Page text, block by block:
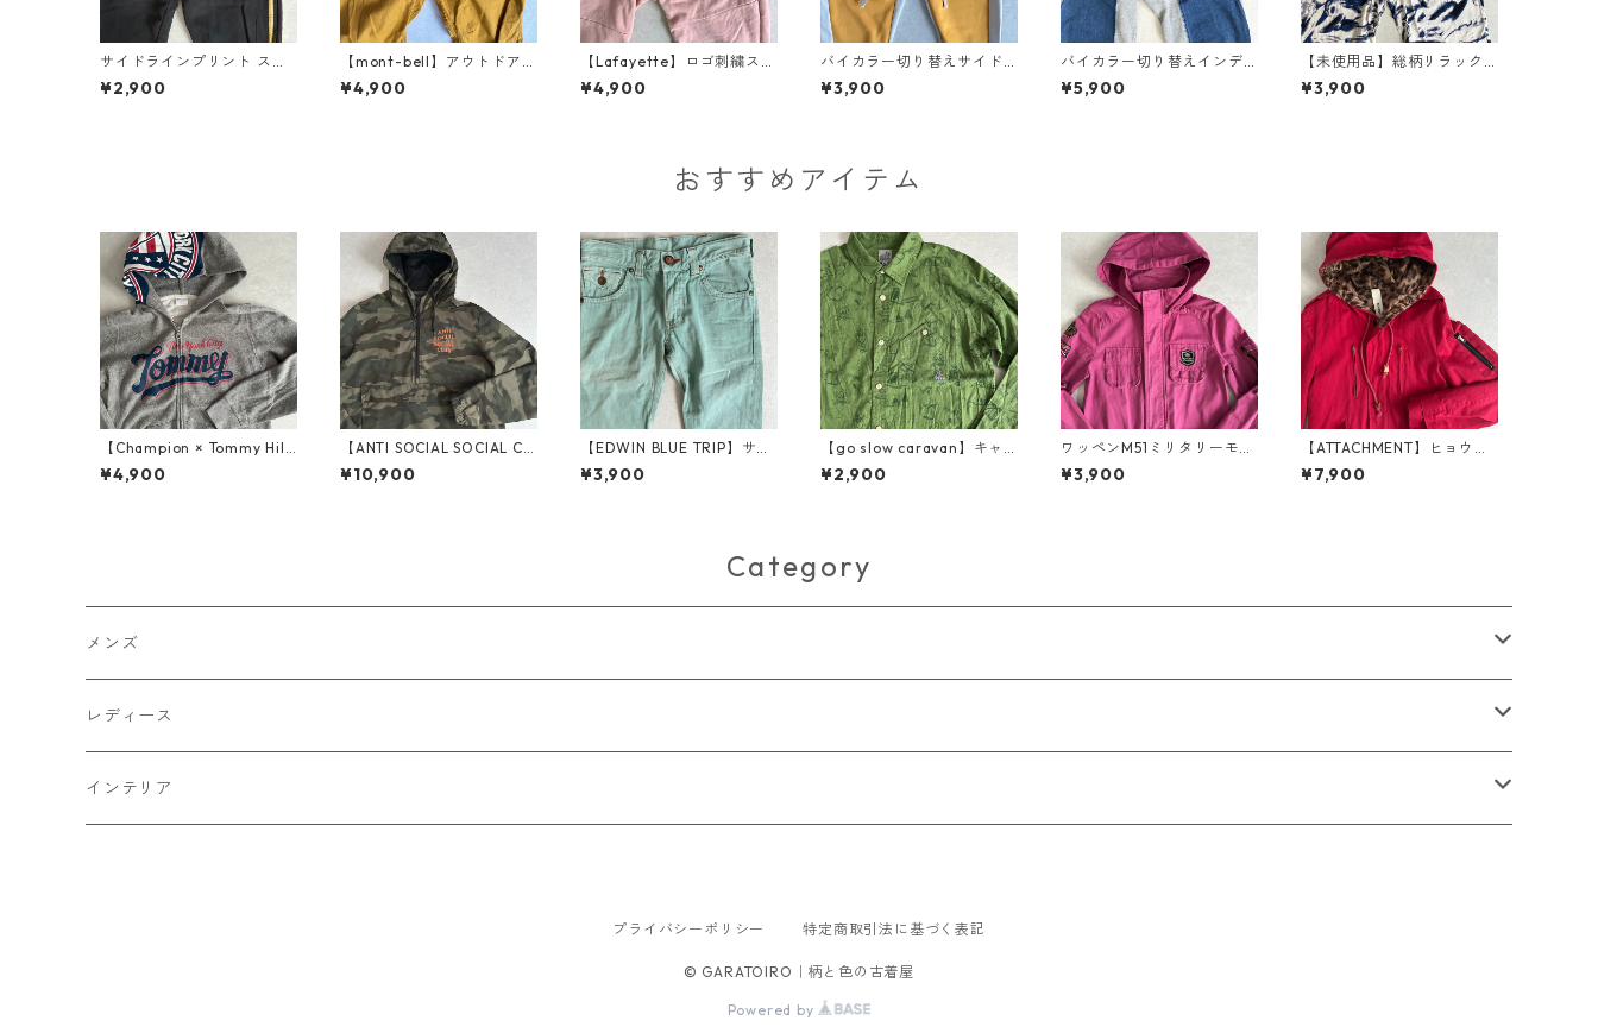
サイドラインプリント スウ
ェットジョガーパンツ ブラ
ック M 古着 メンズ
¥2,900
【mont-bell】アウトドア刺
繍ストレートストレッチパ
ンツ イエロー XL 古着 メン
¥4,900
【Lafayette】ロゴ刺繍スウ
ェットジョガーパンツ ピン
ク L 古着 メンズ
¥4,900
バイカラー切り替えサイド
ラインスウェットパンツ イ
エロー×ブルー S 古着 メン
¥3,900
バイカラー切り替えインデ
ィゴスウェットジョガーサ
ルエルパンツ グレー×ブルー
¥5,900
【未使用品】総柄リラック
スイージーパンツ 総柄 2 古
着 メンズ
¥3,900
おすすめアイテム
【Champion × Tommy Hilfi
ger】リバースウィーブロゴ
プリント裏毛スウェットジ
¥4,900
【ANTI SOCIAL SOCIAL CL
UB】迷彩柄ロゴバックプリ
ントナイロンブルゾンアノ
¥10,900
【EDWIN BLUE TRIP】サー
フテイストベルボトムデニ
ムパンツ グリーン 30 古着
¥3,900
【go slow caravan】キャ
ンプ柄ロゴ刺繍長袖シャツ
総柄 3 古着 メンズ
¥2,900
ワッペンM51ミリタリーモッ
ズコート ピンク M 古着 レ
ディース
¥3,900
【ATTACHMENT】ヒョウ柄
裏地M-51ミリタリーモッズ
コート レッド L 古着 メンズ
¥7,900
Category
メンズ
トップス
Tシャツ・カットソー
ボトムス
レディース
トップス
インテリア
プライバシーポリシー 特定商取引法に基づく表記
© GARATOIRO｜柄と色の古着屋
Powered by